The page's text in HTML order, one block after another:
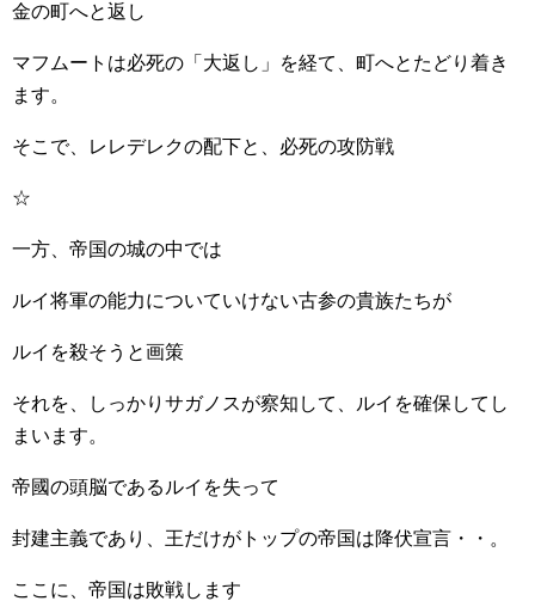
金の町へと返し
マフムートは必死の「大返し」を経て、町へとたどり着き
ます。
そこで、レレデレクの配下と、必死の攻防戦
☆
一方、帝国の城の中では
ルイ将軍の能力についていけない古参の貴族たちが
ルイを殺そうと画策
それを、しっかりサガノスが察知して、ルイを確保してし
まいます。
帝國の頭脳であるルイを失って
封建主義であり、王だけがトップの帝国は降伏宣言・・。
ここに、帝国は敗戦します